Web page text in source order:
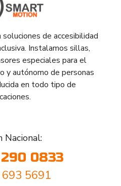
de accesibilidad
Instalamos sillas,
especiales para el
y autónomo de personas
en todo tipo de
Nacional:
290 0833
5691